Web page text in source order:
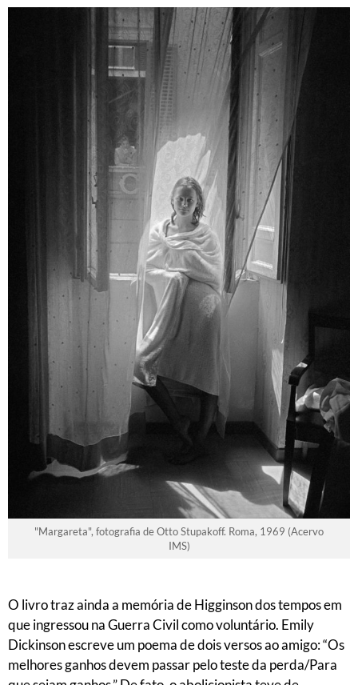
"Margareta", fotografia de Otto Stupakoff. Roma, 1969 (Acervo
IMS)
O livro traz ainda a memória de Higginson dos tempos em
que ingressou na Guerra Civil como voluntário. Emily
Dickinson escreve um poema de dois versos ao amigo: “Os
melhores ganhos devem passar pelo teste da perda/Para